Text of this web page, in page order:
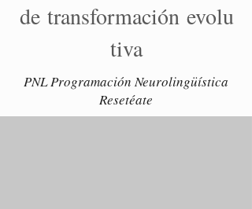
de transformación evolu
tiva
PNL Programación Neurolingüística
Resetéate